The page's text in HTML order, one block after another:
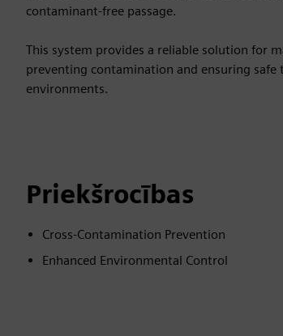
contaminant-free passage.
This system provides a reliable solution for
preventing contamination and ensuring
environments.
Priekšrocības
Cross-Contamination Prevention
Enhanced Environmental Control